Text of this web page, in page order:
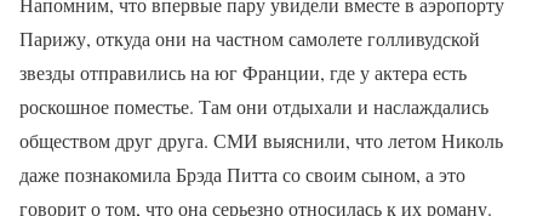
Парижу, откуда они на частном самолете голливудской
звезды отправились на юг Франции, где у актера есть
роскошное поместье. Там они отдыхали и наслаждались
обществом друг друга. СМИ выяснили, что летом Николь
даже познакомила Брэда Питта со своим сыном, а это
говорит о том, что она серьезно относилась к их роману.